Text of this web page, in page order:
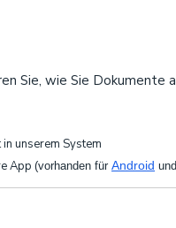
Sie, wie Sie Dokumente
unserem System
App (vorhanden für Android und